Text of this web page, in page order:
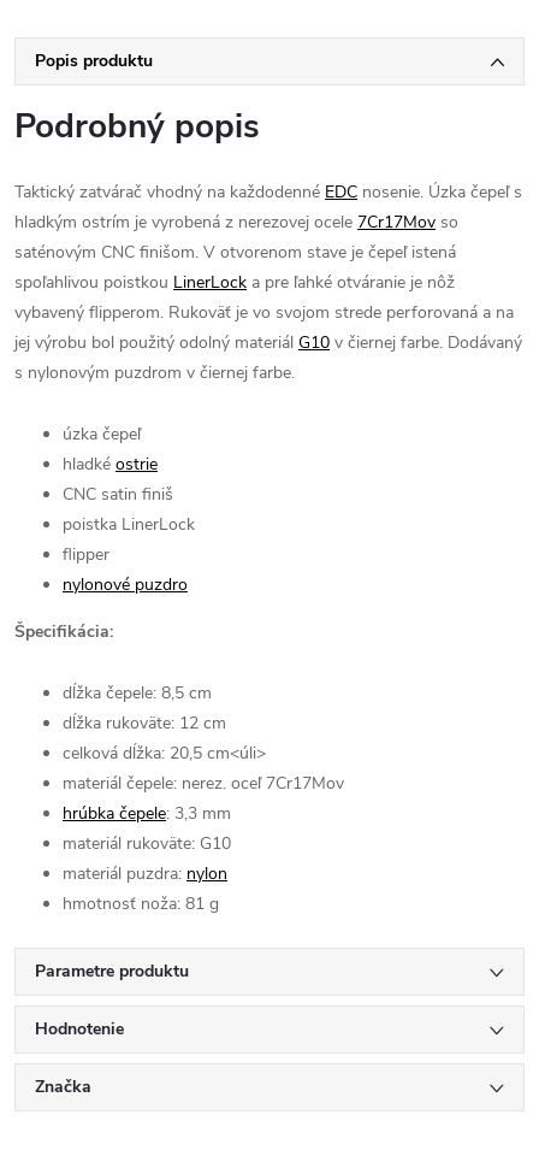
Popis produktu
Podrobný popis
Taktický zatvárač vhodný na každodenné EDC nosenie. Úzka čepeľ s
hladkým ostrím je vyrobená z nerezovej ocele 7Cr17Mov so
saténovým CNC finišom. V otvorenom stave je čepeľ istená
spoľahlivou poistkou LinerLock a pre ľahké otváranie je nôž
vybavený flipperom. Rukoväť je vo svojom strede perforovaná a na
jej výrobu bol použitý odolný materiál G10 v čiernej farbe. Dodávaný
s nylonovým puzdrom v čiernej farbe.
úzka čepeľ
hladké ostrie
CNC satin finiš
poistka LinerLock
flipper
nylonové puzdro
Špecifikácia:
dĺžka čepele: 8,5 cm
dĺžka rukoväte: 12 cm
celková dĺžka: 20,5 cm<úli>
materiál čepele: nerez. oceľ 7Cr17Mov
hrúbka čepele: 3,3 mm
materiál rukoväte: G10
materiál puzdra: nylon
hmotnosť noža: 81 g
Parametre produktu
Hodnotenie
Značka